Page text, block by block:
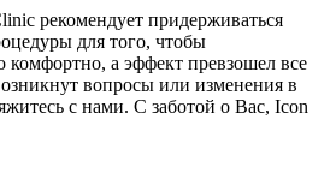
рекомендует придерживаться
для того, чтобы
комфортно, а эффект превзошел все
вопросы или изменения в
с нами. С заботой о Вас, Icon